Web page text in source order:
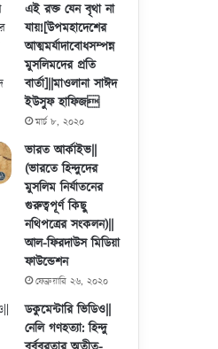
এই রক্ত যেন বৃথা না
যায়![উপমহাদেশের
আত্মমর্যাদাবোধসম্পন্ন
মুসলিমদের প্রতি
বার্তা]||মাওলানা সাঈদ
ইউসুফ হাফিজ
মার্চ ৮, ২০২০
ভারত আর্কাইভ||
(ভারতে হিন্দুদের
মুসলিম নির্যাতনের
গুরুত্বপূর্ণ কিছু
নথিপত্রের সংকলন)||
আল-ফিরদাউস মিডিয়া
ফাউন্ডেশন
ফেব্রুয়ারি ২৬, ২০২০
ডকুমেন্টারি ভিডিও||
নেলি গণহত্যা: হিন্দু